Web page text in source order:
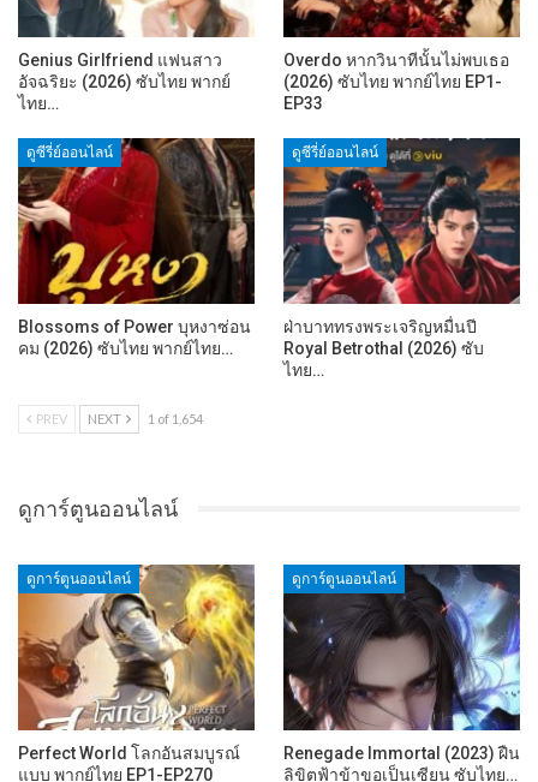
Genius Girlfriend แฟนสาว
อัจฉริยะ (2026) ซับไทย พากย์
ไทย…
Overdo หากวินาทีนั้นไม่พบเธอ
(2026) ซับไทย พากย์ไทย EP1-
EP33
ดูซีรี่ย์ออนไลน์
Blossoms of Power บุหงาซ่อน
คม (2026) ซับไทย พากย์ไทย…
ดูซีรี่ย์ออนไลน์
ฝ่าบาททรงพระเจริญหมื่นปี
Royal Betrothal (2026) ซับ
ไทย…
PREV NEXT 1 of 1,654
ดูการ์ตูนออนไลน์
ดูการ์ตูนออนไลน์
Perfect World โลกอันสมบูรณ์
แบบ พากย์ไทย EP1-EP270
ดูการ์ตูนออนไลน์
Renegade Immortal (2023) ฝืน
ลิขิตฟ้าข้าขอเป็นเซียน ซับไทย…